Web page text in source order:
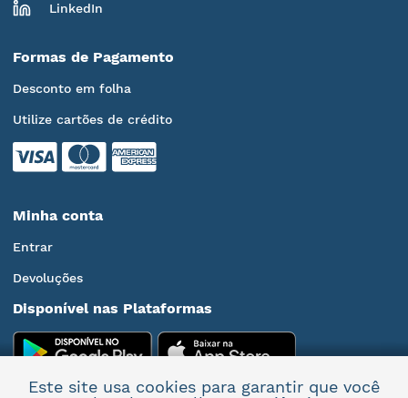
LinkedIn
Formas de Pagamento
Desconto em folha
Utilize cartões de crédito
Minha conta
Entrar
Devoluções
Disponível nas Plataformas
Este site usa cookies para garantir que você